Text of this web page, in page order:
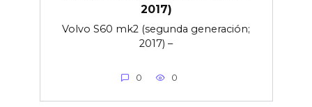
2017)
Volvo S60 mk2 (segunda generación;
2017) –
0 0